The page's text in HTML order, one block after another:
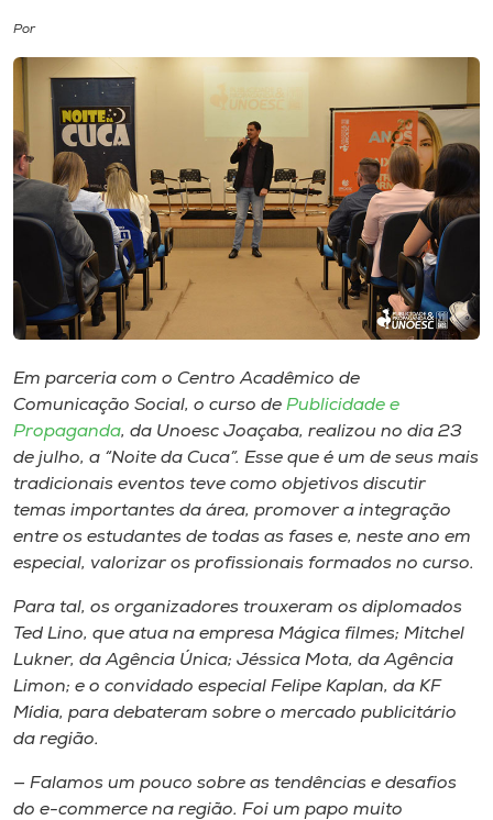
Biblioteca
Editora
Rádio
Museu
Store
o idioma
A+
A-
Por
Em parceria com o Centro Acadêmico de
Comunicação Social, o curso de Publicidade e
Propaganda, da Unoesc Joaçaba, realizou no dia 23
de julho, a “Noite da Cuca”. Esse que é um de seus mais
tradicionais eventos teve como objetivos discutir
temas importantes da área, promover a integração
entre os estudantes de todas as fases e, neste ano em
especial, valorizar os profissionais formados no curso.
Para tal, os organizadores trouxeram os diplomados
Ted Lino, que atua na empresa Mágica filmes; Mitchel
Lukner, da Agência Única; Jéssica Mota, da Agência
Limon; e o convidado especial Felipe Kaplan, da KF
Mídia, para debateram sobre o mercado publicitário
da região.
— Falamos um pouco sobre as tendências e desafios
do e-commerce na região. Foi um papo muito